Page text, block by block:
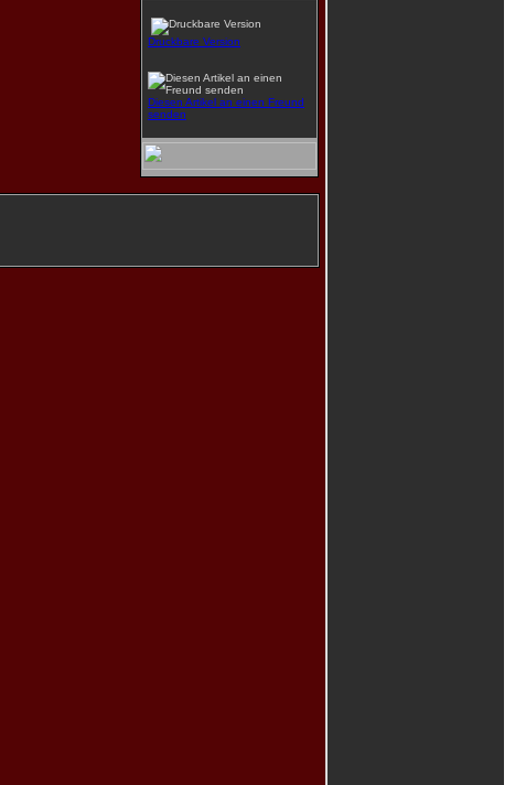
Druckbare Version
Diesen Artikel an einen Freund
senden